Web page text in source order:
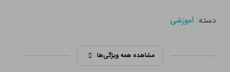
دسته:آموزشی
مشاهده همه ویژگی‌ها